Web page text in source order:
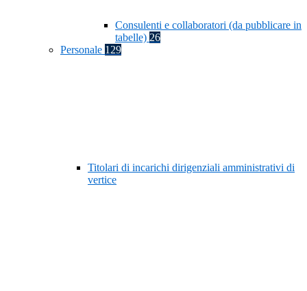
Consulenti e collaboratori (da pubblicare in
tabelle) 26
Personale 129
Titolari di incarichi dirigenziali amministrativi di
vertice